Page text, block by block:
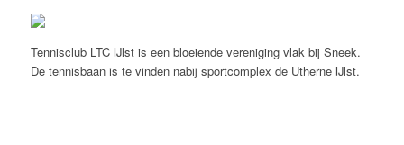
Tennisclub LTC IJlst is een bloeiende vereniging vlak bij Sneek.
De tennisbaan is te vinden nabij sportcomplex de Utherne IJlst.